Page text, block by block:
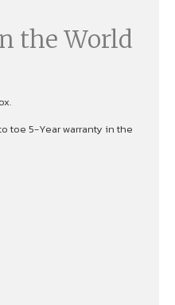
the World
toe 5-Year warranty in the